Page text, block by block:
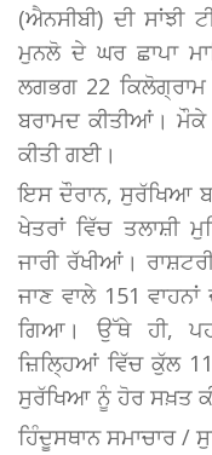
(ਐਨਸੀਬੀ) ਦੀ ਸਾਂਝੀ
ਮੁਨਲੋ ਦੇ ਘਰ ਛਾਪਾ
ਲਗਭਗ 22
ਬਰਾਮਦ ਕੀਤੀਆਂ।
ਕੀਤੀ ਗਈ।
ਇਸ ਦੌਰਾਨ, ਸੁਰੱਖਿਆ
ਖੇਤਰਾਂ ਵਿੱਚ ਤਲਾਸ਼ੀ
ਜਾਰੀ ਰੱਖੀਆਂ।
ਜਾਣ ਵਾਲੇ 151
ਗਿਆ। ਉੱਥੇ ਹੀ,
ਜ਼ਿਲ੍ਹਿਆਂ ਵਿੱਚ ਕੁੱਲ
ਸੁਰੱਖਿਆ ਨੂੰ ਹੋਰ ਸਖ਼ਤ
ਹਿੰਦੂਸਥਾਨ ਸਮਾਚਾਰ /